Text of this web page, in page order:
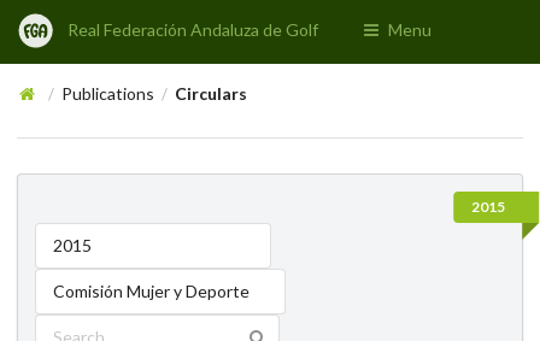
Real Federación Andaluza de Golf Menu
/ Publications / Circulars
2015
2015
Comisión Mujer y Deporte